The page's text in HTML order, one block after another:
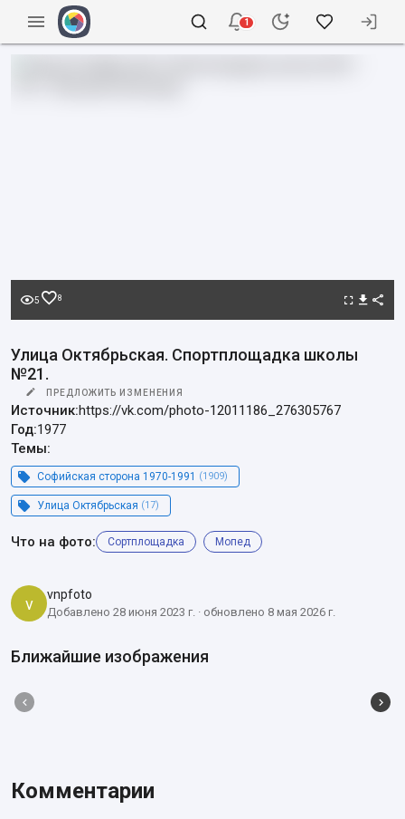
1
5 8
Улица Октябрьская. Спортплощадка школы
№21.
ПРЕДЛОЖИТЬ ИЗМЕНЕНИЯ
Источник:https://vk.com/photo-12011186_276305767
Год:1977
Темы:
Софийская сторона 1970-1991 (1909)
Улица Октябрьская (17)
Что на фото: Сортплощадка Мопед
v vnpfoto
Добавлено 28 июня 2023 г. · обновлено 8 мая 2026 г.
Ближайшие изображения
Комментарии